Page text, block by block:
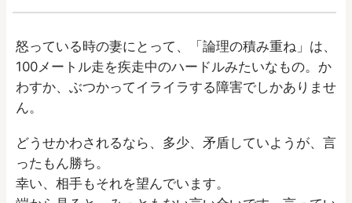
怒っている時の妻にとって、「論理の積み重ね」は、
100メートル走を疾走中のハードルみたいなもの。か
わすか、ぶつかってイライラする障害でしかありませ
ん。
どうせかわされるなら、多少、矛盾していようが、言
ったもん勝ち。
幸い、相手もそれを望んでいます。